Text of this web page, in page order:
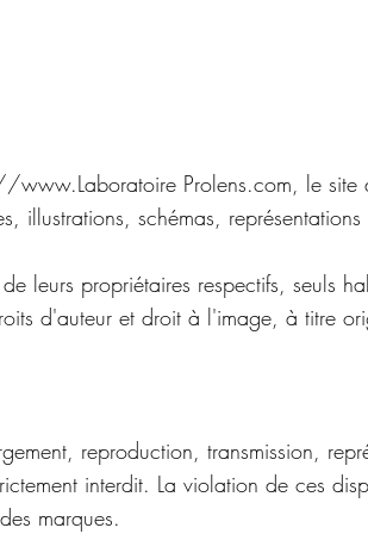
www.Laboratoire Prolens.com, le
illustrations, schémas,
leurs propriétaires respectifs, seuls
d'auteur et droit à l'image, à titre
reproduction, transmission,
interdit. La violation de ces
marques.